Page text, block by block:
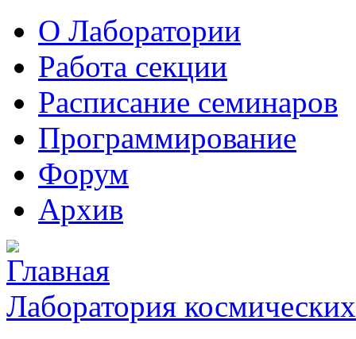
О Лаборатории
Работа секции
Расписание семинаров
Программирование
Форум
Архив
Лаборатория